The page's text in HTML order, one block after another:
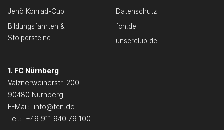
Jenö Konrad-Cup
Bildungsfahrten &
Stolpersteine
Datenschutz
fcn.de
unserclub.de
1. FC Nürnberg
Valznerweiherstr. 200
90480 Nürnberg
E-Mail: info@fcn.de
Tel.: +49 911 940 79 100